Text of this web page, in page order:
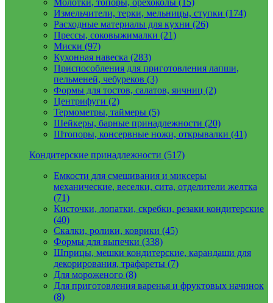
Молотки, топоры, орехоколы (15)
Измельчители, терки, мельницы, ступки (174)
Расходные материалы для кухни (26)
Прессы, соковыжималки (21)
Миски (97)
Кухонная навеска (283)
Приспособления для приготовления лапши,
пельменей, чебуреков (3)
Формы для тостов, салатов, яичниц (2)
Центрифуги (2)
Термометры, таймеры (5)
Шейкеры, барные принадлежности (20)
Штопоры, консервные ножи, открывалки (41)
Кондитерские принадлежности (517)
Емкости для смешивания и миксеры
механические, веселки, сита, отделители желтка
(71)
Кисточки, лопатки, скребки, резаки кондитерские
(40)
Скалки, ролики, коврики (45)
Формы для выпечки (338)
Шприцы, мешки кондитерские, карандаши для
декорирования, трафареты (7)
Для мороженого (8)
Для приготовления варенья и фруктовых начинок
(8)